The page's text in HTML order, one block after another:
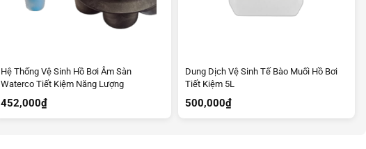
Hệ Thống Vệ Sinh Hồ Bơi Âm Sàn
Waterco Tiết Kiệm Năng Lượng
452,000₫
Dung Dịch Vệ Sinh Tế Bào Muối Hồ Bơi
Tiết Kiệm 5L
500,000₫